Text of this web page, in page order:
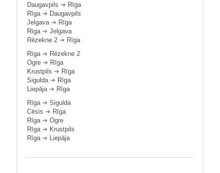
Daugavpils ➔ Rīga
Rīga➔ Daugavpils
Jelgava➔ Rīga
Rīga➔ Jelgava
Rēzekne 2 ➔ Rīga
Rīga➔ Rēzekne 2
Ogre ➔ Rīga
Krustpils ➔ Rīga
Sigulda➔ Rīga
Liepāja➔ Rīga
Rīga➔ Sigulda
Cēsis ➔ Rīga
Rīga➔ Ogre
Rīga➔ Krustpils
Rīga➔ Liepāja